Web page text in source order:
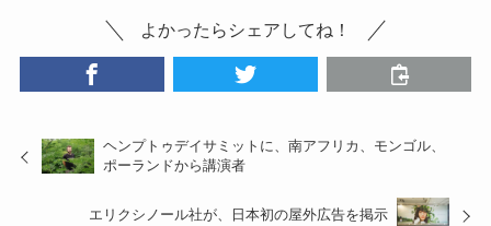
よかったらシェアしてね！
ヘンプトゥデイサミットに、南アフリカ、モンゴル、
ポーランドから講演者
エリクシノール社が、日本初の屋外広告を掲示